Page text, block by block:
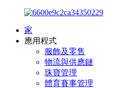
家
應用程式
服飾及零售
物流與供應鏈
珠寶管理
體育賽事管理